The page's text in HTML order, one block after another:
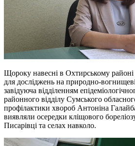
Щороку навесні в Охтирському районі
для досліджень на природно-вогнищеві
завідуюча відділенням
районного відділу Сумського
профілактики хвороб Антоніна
виявляли осередки кліщового
Писарівці та селах навколо.